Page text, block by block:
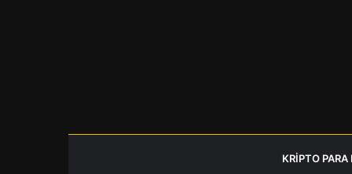
KRIPTO PARA